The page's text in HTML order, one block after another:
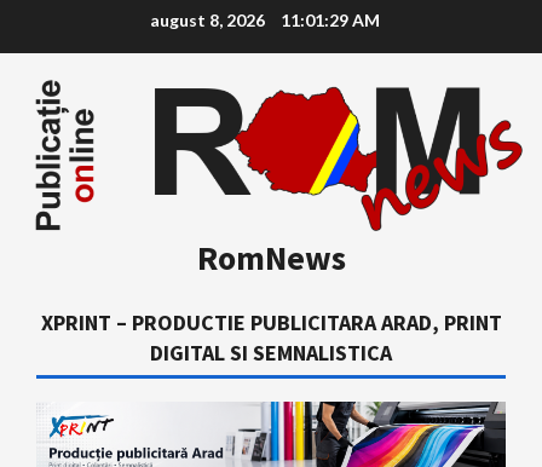
content
august 8, 2026 11:01:30 AM
RomNews
XPRINT – PRODUCTIE PUBLICITARA ARAD, PRINT
DIGITAL SI SEMNALISTICA